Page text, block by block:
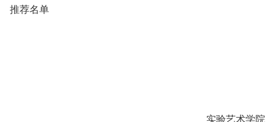
推荐名单
实验艺术学院